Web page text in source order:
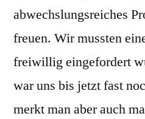
abwechslungsreiches
freuen. Wir mussten
freiwillig eingefordert
war uns bis jetzt fast
merkt man aber auch